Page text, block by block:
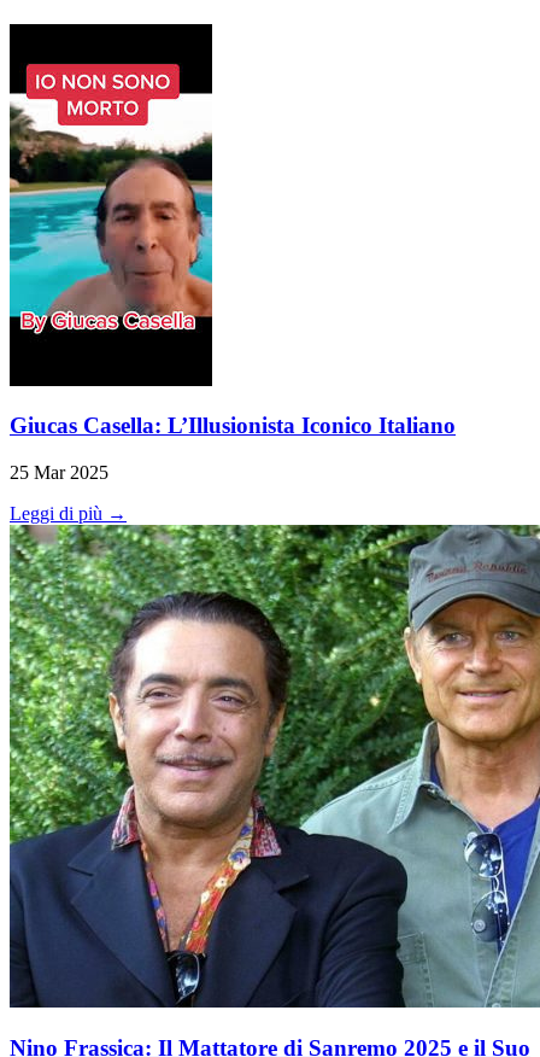
Giucas Casella: L’Illusionista Iconico Italiano
25 Mar 2025
Leggi di più →
Nino Frassica: Il Mattatore di Sanremo 2025 e il Suo